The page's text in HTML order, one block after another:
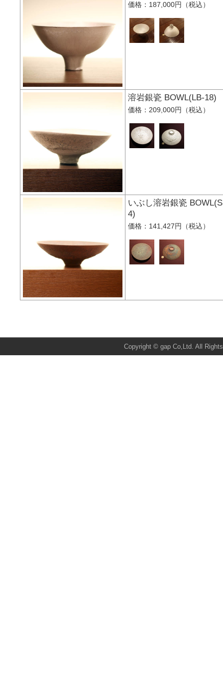
価格：187,000円（税込）
溶岩銀瓷
価格：209,000円（税込）
いぶし溶岩銀瓷
4)
価格：141,427円（税込）
Copyright © gap Co,Ltd. All